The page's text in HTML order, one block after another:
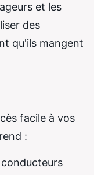
et les
des
qu'ils mangent
facile à vos
: